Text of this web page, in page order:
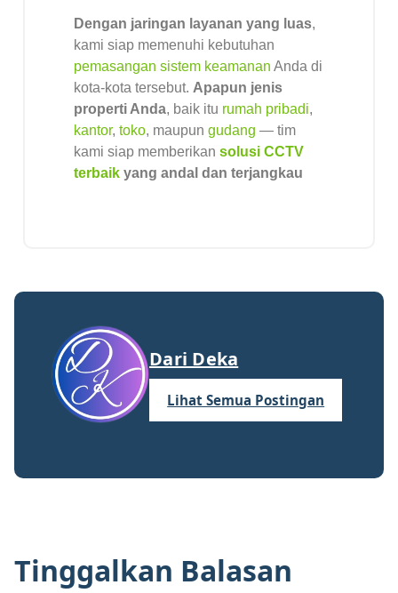
Dengan jaringan layanan yang luas,
kami siap memenuhi kebutuhan
pemasangan sistem keamanan Anda di
kota-kota tersebut. Apapun jenis
properti Anda, baik itu rumah pribadi,
kantor, toko, maupun gudang — tim
kami siap memberikan solusi CCTV
terbaik yang andal dan terjangkau
Dari Deka
Lihat Semua Postingan
Tinggalkan Balasan